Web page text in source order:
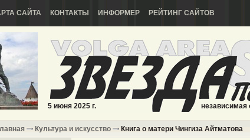
САЙТА КОНТАКТЫ ИНФОРМЕР РЕЙТИНГ САЙТОВ
5 июня 2025 г. независимая
Культура и искусство Книга о матери Чингиза Айтматова